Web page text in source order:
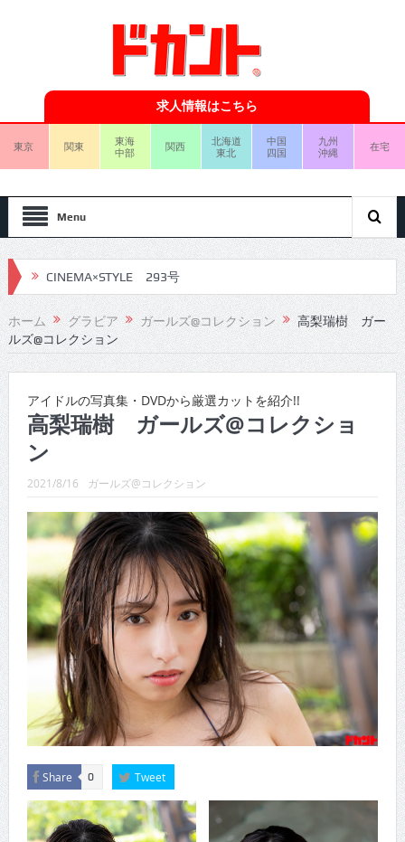
求人情報はこちら
東京 関東
東海
中部
関西
北海道
東北
中国
四国
九州
沖縄
在宅
Menu
CINEMA×STYLE 293号
CINEMA×STYLE 292号
CINEMA×STYLE 291号
CINEMA×STYLE 289号
CINEMA×STYLE 288号
CINEMA×STYLE 287号
CINEMA×STYLE 286号
CINEMA×STYLE 285号
CINEMA×STYLE 294号
ホーム グラビア ガールズ@コレクション
高梨瑞樹 ガー
ルズ@コレクション
アイドルの写真集・DVDから厳選カットを紹介!!
高梨瑞樹 ガールズ@コレクショ
ン
2021/8/16 ガールズ@コレクション
Share 0 Tweet